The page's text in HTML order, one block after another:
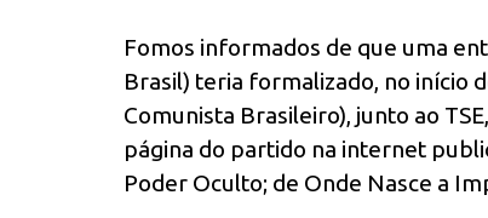
Fomos informados de que uma
Brasil) teria formalizado, no início
Comunista Brasileiro), junto ao
página do partido na internet
Poder Oculto; de Onde Nasce a